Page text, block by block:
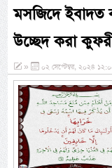
মসজিদে ইবাদত
উচ্ছেদ করা
» ০২ সেপ্টেম্বর, ২০২৪